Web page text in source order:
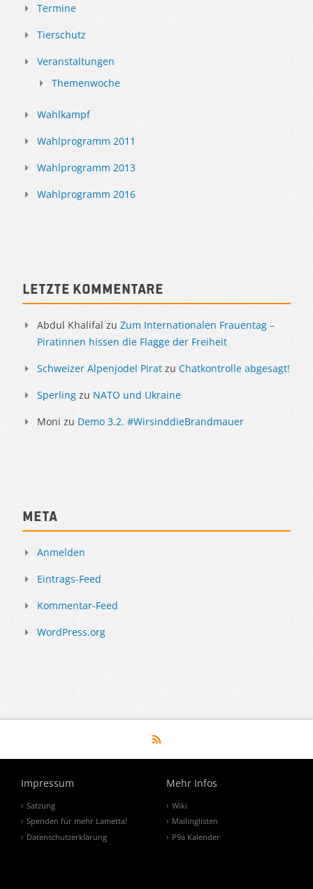
Termine
Tierschutz
Veranstaltungen
Themenwoche
Wahlkampf
Wahlprogramm 2011
Wahlprogramm 2013
Wahlprogramm 2016
Letzte Kommentare
Abdul Khalifal zu Zum Internationalen Frauentag –
Piratinnen hissen die Flagge der Freiheit
Schweizer Alpenjodel Pirat zu Chatkontrolle abgesagt!
Sperling zu NATO und Ukraine
Moni zu Demo 3.2. #WirsinddieBrandmauer
Meta
Anmelden
Eintrags-Feed
Kommentar-Feed
WordPress.org
Impressum
Satzung
Spenden für mehr Lametta!
Datenschutzerklärung
Mehr Infos
Wiki
Mailinglisten
P9a Kalender